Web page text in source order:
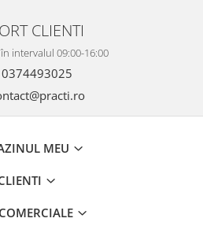
CLIENTI
intervalul 09:00-16:00
0374493025
MEU